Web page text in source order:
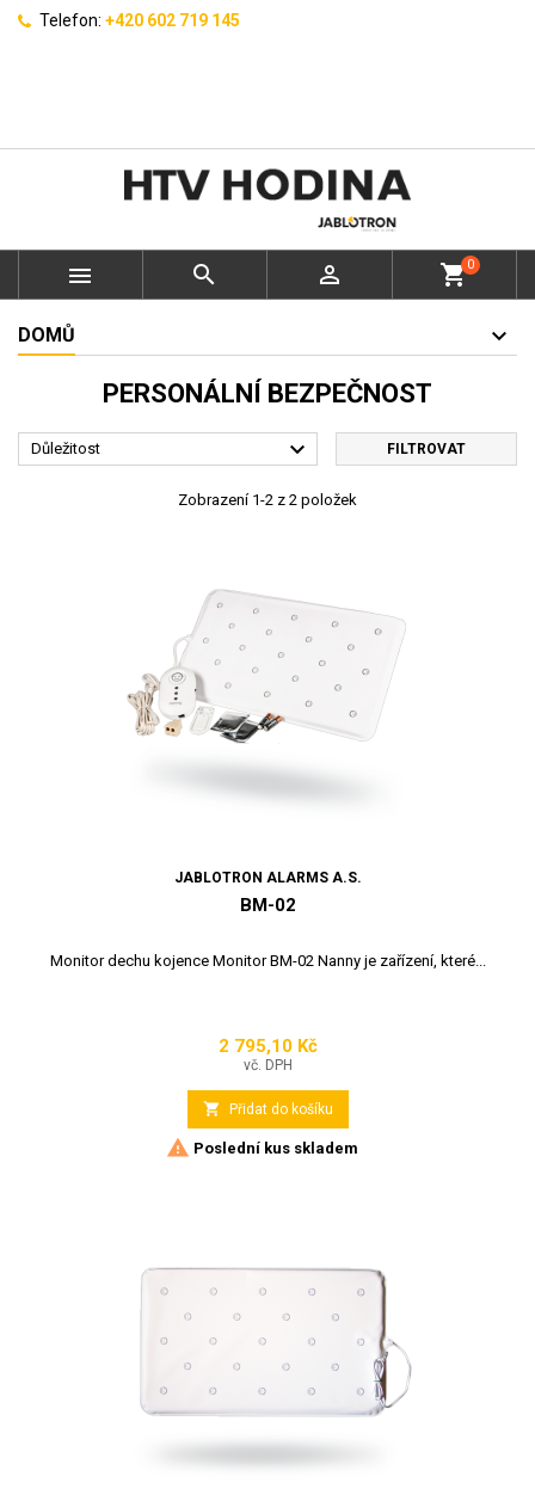
Telefon: +420 602 719 145
   shopping_cart0
DOMŮ
PERSONÁLNÍ BEZPEČNOST
Důležitost  FILTROVAT
Zobrazení 1-2 z 2 položek
JABLOTRON ALARMS A.S.
BM-02
Monitor dechu kojence Monitor BM-02 Nanny je zařízení, které...
Cena
2 795,10 Kč
vč. DPH
 Přidat do košíku
 Poslední kus skladem